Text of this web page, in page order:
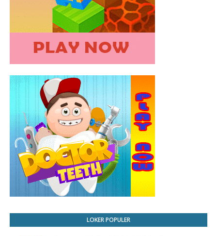
LOKER POPULER